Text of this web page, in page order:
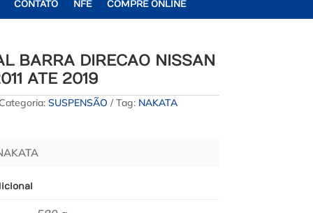
CONTATO NFE COMPRE ONLINE
BARRA DIRECAO NISSAN
ATE 2019
SUSPENSÃO Tag: NAKATA